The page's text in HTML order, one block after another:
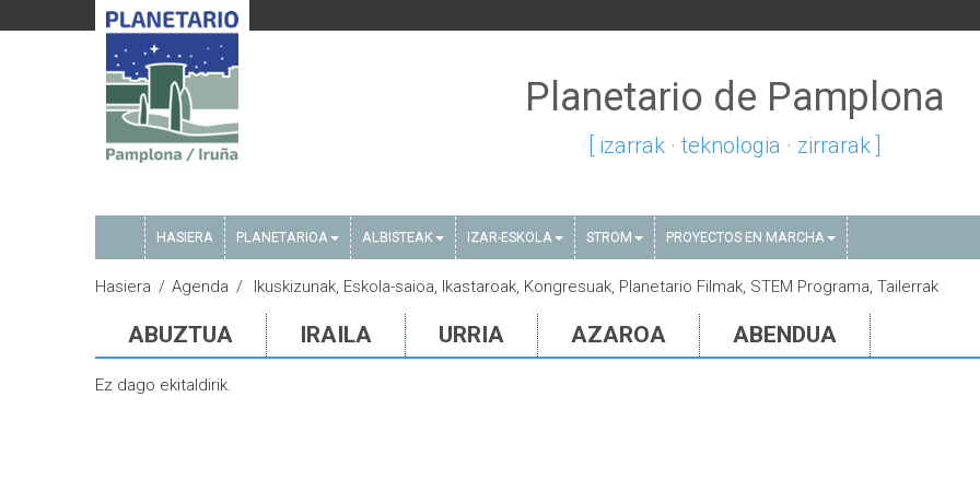
Planetario de Pamplona
[ izarrak · teknologia · zirrarak ]
HASIERA PLANETARIOA ALBISTEAK IZAR-ESKOLA STROM PROYECTOS EN MARCHA
Hasiera Agenda Ikuskizunak, Eskola-saioa, Ikastaroak, Kongresuak, Planetario Filmak, STEM Programa, Tailerrak
ABUZTUA IRAILA URRIA AZAROA ABENDUA
Ez dago ekitaldirik.